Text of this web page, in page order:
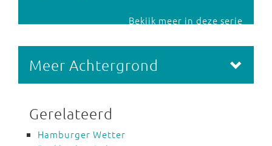
Bekijk meer in deze serie
Meer Achtergrond
Gerelateerd
Hamburger Wetter